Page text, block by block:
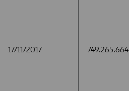
17/11/2017
17/11/2017 749.265.664